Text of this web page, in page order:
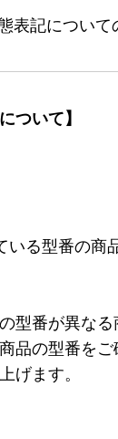
表記について
ついて】
いる型番の商
型番が異な
品の型番をご
げます。